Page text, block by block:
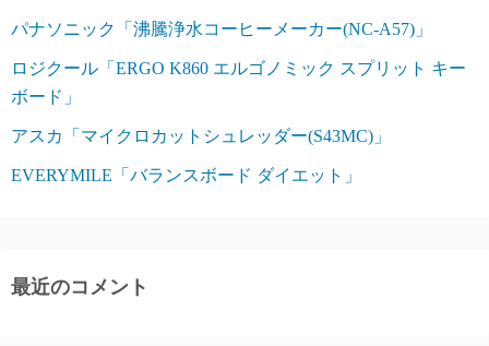
パナソニック「沸騰浄水コーヒーメーカー(NC-A57)」
ロジクール「ERGO K860 エルゴノミック スプリット キー
ボード」
アスカ「マイクロカットシュレッダー(S43MC)」
EVERYMILE「バランスボード ダイエット」
最近のコメント